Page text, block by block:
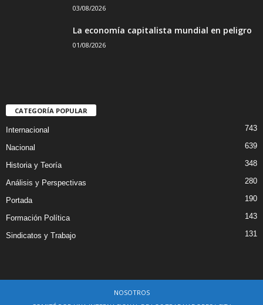
03/08/2026
La economía capitalista mundial en peligro
01/08/2026
CATEGORÍA POPULAR
Internacional 743
Nacional 639
Historia y Teoría 348
Análisis y Perspectivas 280
Portada 190
Formación Política 143
Sindicatos y Trabajo 131
NOSOTROS